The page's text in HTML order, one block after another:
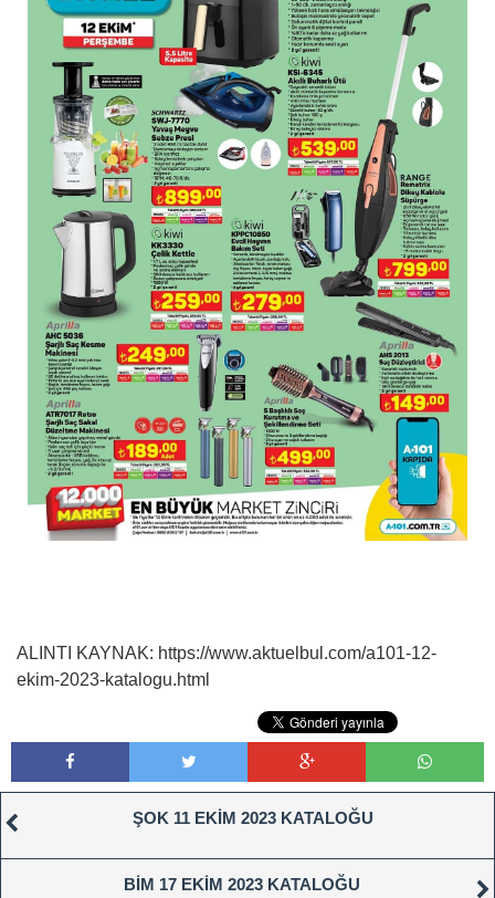
ALINTI KAYNAK: https://www.aktuelbul.com/a101-12-
ekim-2023-katalogu.html
ŞOK 11 EKİM 2023 KATALOĞU
BİM 17 EKİM 2023 KATALOĞU